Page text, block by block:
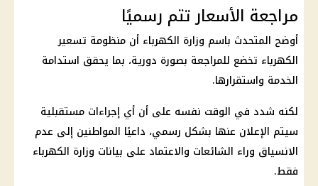
مراجعة الأسعار تتم رسميًا
أوضح المتحدث باسم وزارة الكهرباء أن منظومة تسعير
الكهرباء تخضع للمراجعة بصورة دورية، بما يحقق استدامة
الخدمة واستقرارها.
لكنه شدد في الوقت نفسه على أن أي إجراءات مستقبلية
سيتم الإعلان عنها بشكل رسمي، داعيًا المواطنين إلى عدم
الانسياق وراء الشائعات والاعتماد على بيانات وزارة الكهرباء
فقط.